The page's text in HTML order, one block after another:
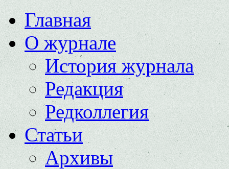
Главная
О журнале
История журнала
Редакция
Редколлегия
Статьи
Архивы